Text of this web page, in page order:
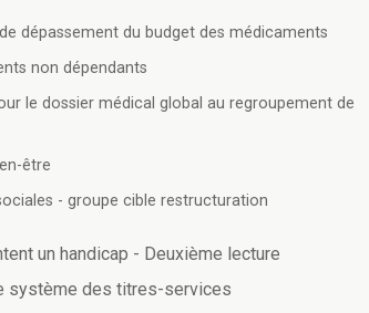
dépassement du budget des médicaments
non dépendants
le dossier médical global au regroupement de
être
- groupe cible restructuration
un handicap - Deuxième lecture
système des titres-services